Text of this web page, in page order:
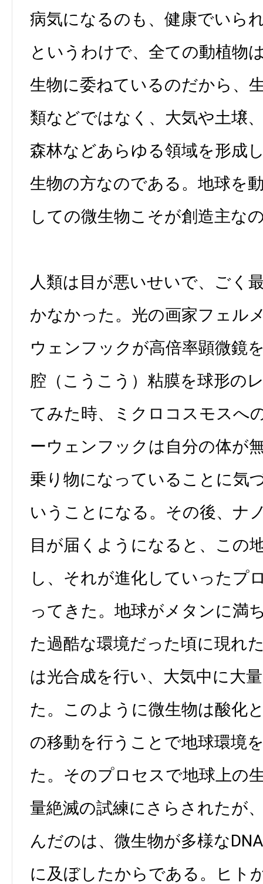
病気になるのも、健康でいら
というわけで、全ての動植物
生物に委ねているのだから、
類などではなく、大気や土壌
森林などあらゆる領域を形成
生物の方なのである。地球を
しての微生物こそが創造主な
人類は目が悪いせいで、ごく
かなかった。光の画家フェル
ウェンフックが高倍率顕微鏡
腔（こうこう）粘膜を球形の
てみた時、ミクロコスモスへ
ーウェンフックは自分の体が
乗り物になっていることに気
いうことになる。その後、ナ
目が届くようになると、この
し、それが進化していったプ
ってきた。地球がメタンに満
た過酷な環境だった頃に現れ
は光合成を行い、大気中に大
た。このように微生物は酸化
の移動を行うことで地球環境
た。そのプロセスで地球上の
量絶滅の試練にさらされたが
んだのは、微生物が多様な
に及ぼしたからである。ヒト